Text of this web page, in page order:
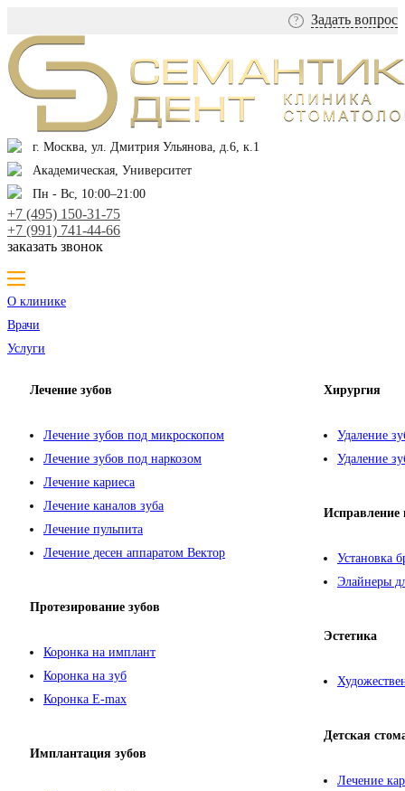
? Задать вопрос
г. Москва, ул. Дмитрия Ульянова, д.6, к.1
Академическая, Университет
Пн - Вс, 10:00–21:00
+7 (495) 150-31-75
+7 (991) 741-44-66
заказать звонок
О клинике
Врачи
Услуги
Лечение зубов
Лечение зубов под микроскопом
Лечение зубов под наркозом
Лечение кариеса
Лечение каналов зуба
Лечение пульпита
Лечение десен аппаратом Вектор
Протезирование зубов
Коронка на имплант
Коронка на зуб
Коронка E-max
Имплантация зубов
Хирургия
Удаление
Удаление
Исправление
Установка
Элайнеры
Эстетика
Детская
Лечение